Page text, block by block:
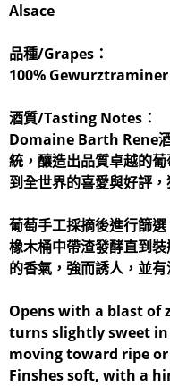
Alsace
品種/Grapes：
100% Gewurztraminer
酒質/Tasting Notes：
Domaine Barth Rene
統，釀造出品質卓越的
到全世界的喜愛與好評，
葡萄手工採摘後進行篩
橡木桶中帶渣發酵直到
的香氣，強而誘人，並
Opens with a blast of
turnsslightly sweet
moving toward ripe
Finshes soft, with a